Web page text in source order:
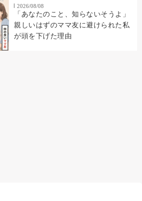
2026/08/08
「あなたのこと、知らないそうよ」
親しいはずのママ友に避けられた私
が頭を下げた理由